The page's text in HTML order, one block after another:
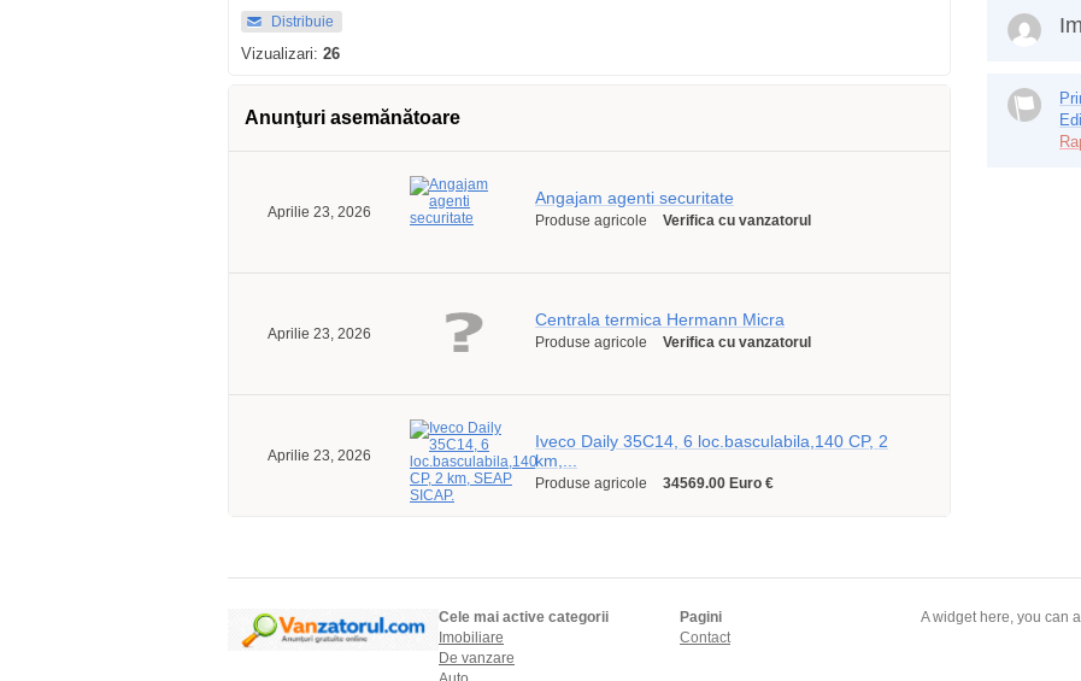
Distribuie
Vizualizari: 26
Anunţuri asemănătoare
Aprilie 23, 2026
Angajam agenti securitate
Produse agricole Verifica cu vanzatorul
Aprilie 23, 2026
Centrala termica Hermann Micra
Produse agricole Verifica cu vanzatorul
Aprilie 23, 2026
Iveco Daily 35C14, 6 loc.basculabila,140 CP, 2
km,...
Produse agricole 34569.00 Euro €
Cele mai active categorii
Imobiliare
De vanzare
Pagini
Contact
A widget here, you can